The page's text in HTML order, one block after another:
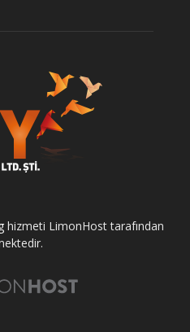
hizmeti LimonHost tarafından